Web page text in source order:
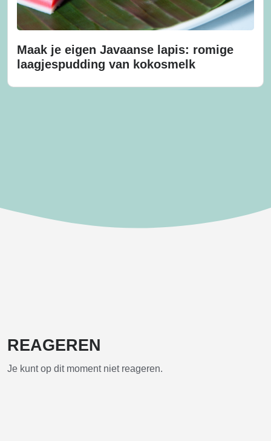
Maak je eigen Javaanse lapis: romige
laagjespudding van kokosmelk
REAGEREN
Je kunt op dit moment niet reageren.